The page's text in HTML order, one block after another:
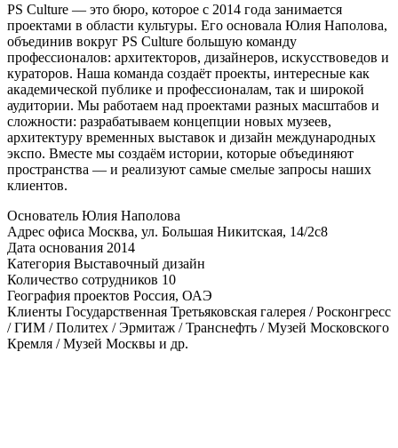
PS Culture — это бюро, которое с 2014 года занимается
проектами в области культуры. Его основала Юлия Наполова,
объединив вокруг PS Culture большую команду
профессионалов: архитекторов, дизайнеров, искусствоведов и
кураторов. Наша команда создаёт проекты, интересные как
академической публике и профессионалам, так и широкой
аудитории. Мы работаем над проектами разных масштабов и
сложности: разрабатываем концепции новых музеев,
архитектуру временных выставок и дизайн международных
экспо. Вместе мы создаём истории, которые объединяют
пространства — и реализуют самые смелые запросы наших
клиентов.
Основатель Юлия Наполова
Адрес офиса Москва, ул. Большая Никитская, 14/2с8
Дата основания 2014
Категория Выставочный дизайн
Количество сотрудников 10
География проектов Россия, ОАЭ
Клиенты Государственная Третьяковская галерея / Росконгресс
/ ГИМ / Политех / Эрмитаж / Транснефть / Музей Московского
Кремля / Музей Москвы и др.